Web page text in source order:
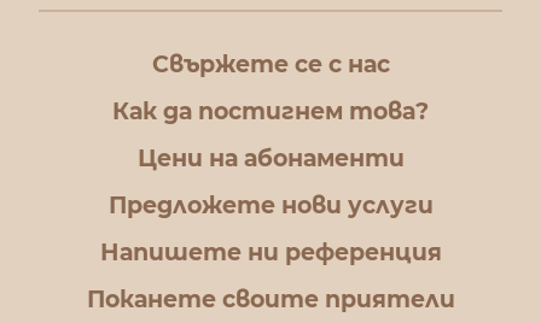
Свържете се с нас
Как да постигнем това?
Цени на абонаменти
Предложете нови услуги
Напишете ни референция
Поканете своите приятели